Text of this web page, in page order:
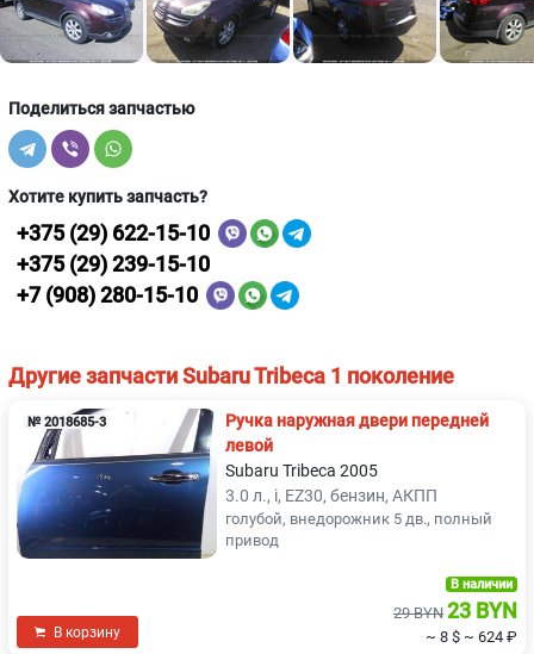
Поделиться запчастью
Хотите купить запчасть?
+375 (29) 622-15-10
+375 (29) 239-15-10
+7 (908) 280-15-10
Другие запчасти Subaru Tribeca 1 поколение
№ 2018685-3
Ручка наружная двери передней
левой
Subaru Tribeca 2005
3.0 л., i, EZ30, бензин, АКПП
голубой, внедорожник 5 дв., полный
привод
В корзину
В наличии
29 BYN 23 BYN
~ 8 $ ~ 624 ₽